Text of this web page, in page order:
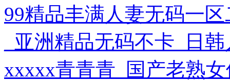
99精品丰满人妻无码一
_亚洲精品无码不卡_日
xxxxx青青青_国产老熟